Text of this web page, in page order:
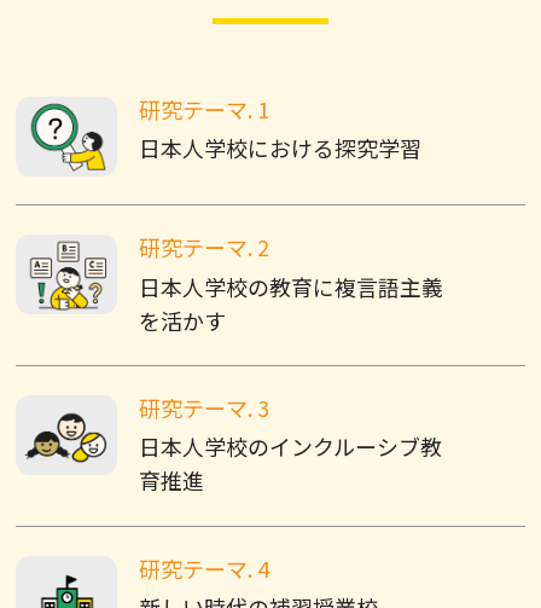
研究テーマ. 1
日本人学校における探究学習
研究テーマ. 2
日本人学校の教育に複言語主義
を活かす
研究テーマ. 3
日本人学校のインクルーシブ教
育推進
研究テーマ. 4